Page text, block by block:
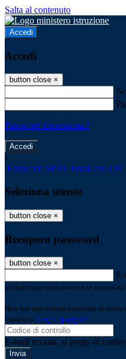
Salta al contenuto
Accedi
Accedi
button close ×
Password dimenticata?
-
Entra con SPID Entra con CIE
Seleziona utente
button close ×
Recupero password
button close ×
all'indirizzo indicato con le istruzioni
Non hai una e-mail associata al
tramite la Login Spaggiari
E-mail inviata, si prega di